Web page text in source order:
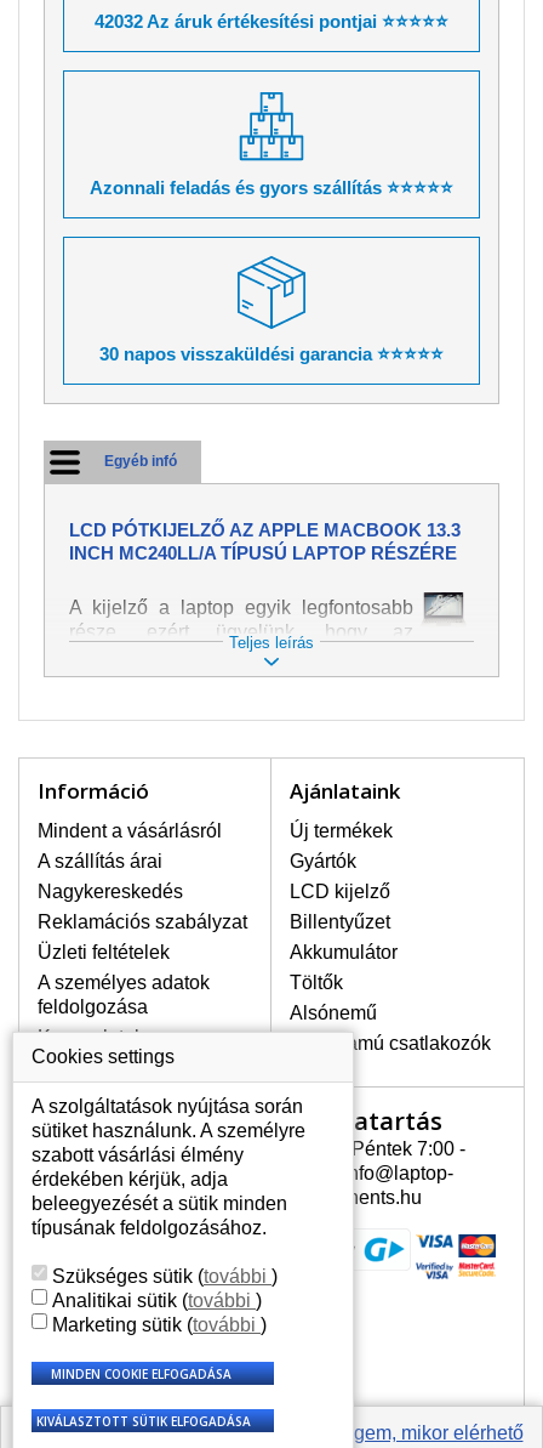
Értesíts engem, mikor elérhető
42032 Az áruk értékesítési pontjai ⭐⭐⭐⭐⭐
Azonnali feladás és gyors szállítás ⭐⭐⭐⭐⭐
30 napos visszaküldési garancia ⭐⭐⭐⭐⭐
Egyéb infó
LCD PÓTKIJELZŐ AZ APPLE MACBOOK 13.3
INCH MC240LL/A TÍPUSÚ LAPTOP RÉSZÉRE
A kijelző a laptop egyik legfontosabb
része, ezért ügyelünk, hogy az
pótalkatrész a legjobb minőségű
legyen. A kép és szöveg különféle
laptoppal legnagyobb óvatossággal
bekövetkezett sérülések közé a
mechanikai sérüléseket lehet besorolni,
mint pl. széttört vagy megrepedt kijelző.
Továbbá még a függőleges csíkozást,
kijelző sötétségét, villogását vagy
egyenetlen fényességét.
LEGMAGASABB MINŐSÉGŰ
LCD KIJELZŐ!
A raktáron csakis eredeti
jótállás egész ideje alatt a pixelek
hibásodása nélkül, teljesítik az
A+ minőségi kategória igényes
feltételeit.
HOGYAN TUDJA MEGÁLLAPÍTANI
MILYEN KIJELZŐ SZÜKSÉGES A
A kijelzőt a laptop modeljle alapján lehet
kikeresni, amely megjelölés megtalálható
a laptop alulsó részén található címkén
ábrázolva van egy keretben vagy a
billentyűzetnél a vázon is. Abban az
esetben, amennyiben a sérült vagy
Teljes leírás
Információ
Mindent a vásárlásról
A szállítás árai
Nagykereskedés
Reklamációs szabályzat
Üzleti feltételek
A személyes adatok
feldolgozása
Kapcsolatok
Ajánlataink
Új termékek
Gyártók
LCD kijelző
Billentyűzet
Akkumulátor
Töltők
Alsónemű
Erősáramú csatlakozók
Az Ön számlája
Az Ön számlája
Személyes információk
Címek
Nyitvatartás
Hétfõ - Péntek 7:00 -
15:30 info@laptop-
components.hu
Cookies settings
A szolgáltatások nyújtása során
sütiket használunk. A személyre
szabott vásárlási élmény
érdekében kérjük, adja
beleegyezését a sütik minden
típusának feldolgozásához.
Szükséges sütik (további )
Analitikai sütik (további )
Marketing sütik (további )